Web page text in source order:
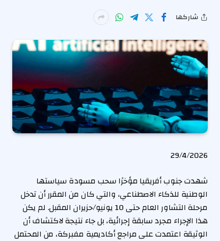
شاركها
P
b
l
i
s
h
29/4/2026
شهدت جنوب أفريقيا مؤخرًا سحب مسودة سياستها
الوطنية للذكاء الاصطناعي، والتي كان من المقرر أن تدخل
مرحلة التشاور العام حتى 10 يونيو/حزيران المقبل. لم يكن
هذا الإجراء مجرد سابقة إجرائية، بل جاء نتيجة لاكتشاف أن
الوثيقة اعتمدت على مراجع أكاديمية مفبركة، من المحتمل